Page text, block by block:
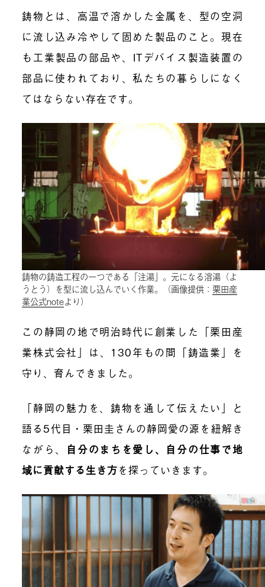
鋳物とは、高温で溶かした金属を、型の空洞
に流し込み冷やして固めた製品のこと。現在
も工業製品の部品や、 ITデバイス製造装置の
部品に使われており、私たちの暮らしになく
てはならない存在です。
鋳物の鋳造工程の一つである「注湯」。元になる溶湯（よ
うとう）を型に流し込んでいく作業。（画像提供：栗田産
業公式noteより）
この静岡の地で明治時代に創業した「栗田産
業株式会社」は、130年もの間「鋳造業」を
守り、育んできました。
「静岡の魅力を、鋳物を通して伝えたい」と
語る5代目・栗田圭さんの静岡愛の源を紐解き
ながら、
自分のまちを愛し、自分の仕事で地
域に貢献する生き方を探っていきます。